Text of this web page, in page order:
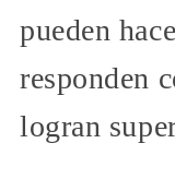
pueden
responden
logran